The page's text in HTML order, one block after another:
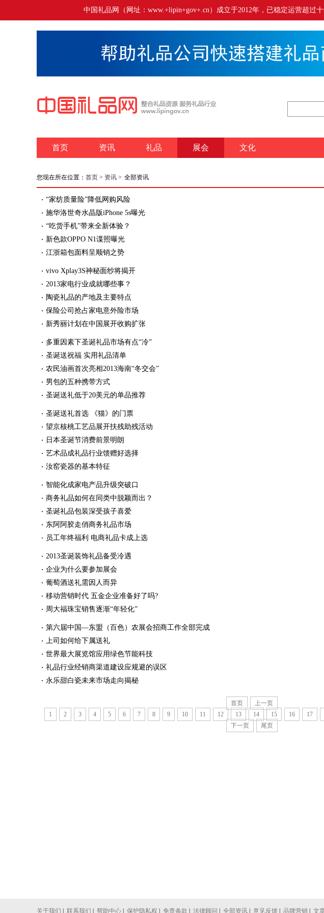
中国礼品网（网址：www.+lipin+gov+.cn）成立于2012年，已稳定运营超过
首页 资讯 礼品 展会 文化
您现在所在位置： 首页 > 资讯 > 全部资讯
“家纺质量险”降低网购风险
施华洛世奇水晶版iPhone 5s曝光
“吃货手机”带来全新体验？
新色款OPPO N1谍照曝光
江浙箱包面料呈顺销之势
vivo Xplay3S神秘面纱将揭开
2013家电行业成就哪些事？
陶瓷礼品的产地及主要特点
保险公司抢占家电意外险市场
新秀丽计划在中国展开收购扩张
多重因素下圣诞礼品市场有点“冷”
圣诞送祝福 实用礼品清单
农民油画首次亮相2013海南“冬交会”
男包的五种携带方式
圣诞送礼低于20美元的单品推荐
圣诞送礼首选 《猫》的门票
望京核桃工艺品展开扶残助残活动
日本圣诞节消费前景明朗
艺术品成礼品行业馈赠好选择
汝窑瓷器的基本特征
智能化成家电产品升级突破口
商务礼品如何在同类中脱颖而出？
圣诞礼品包装深受孩子喜爱
东阿阿胶走俏商务礼品市场
员工年终福利 电商礼品卡成上选
2013圣诞装饰礼品备受冷遇
企业为什么要参加展会
葡萄酒送礼需因人而异
移动营销时代 五金企业准备好了吗?
周大福珠宝销售逐渐“年轻化”
第六届中国—东盟（百色）农展会招商工作全部完成
上司如何给下属送礼
世界最大展览馆应用绿色节能科技
礼品行业经销商渠道建设应规避的误区
永乐甜白瓷未来市场走向揭秘
首页
上一页
1
2 3 4 5 6 7 8 9 10 11 12 13 14 15 16 17
下一页
尾页
关于我们 联系我们 帮助中心 保护隐私权 免责条款 法律顾问 全部资讯 意见反馈 品牌营销 文